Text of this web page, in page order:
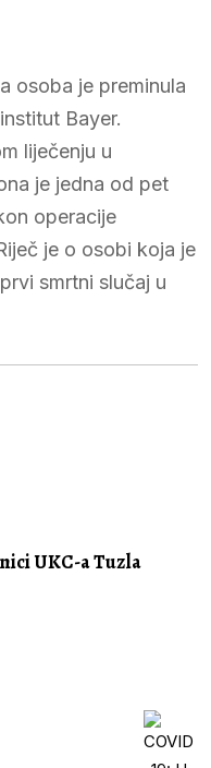
osoba je preminula
Bayer.
liječenju u
je jedna od pet
operacije
je o osobi koja je
smrtni slučaj u
UKC-a Tuzla